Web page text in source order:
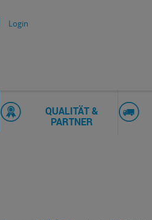
Login
QUALITÄT &
PARTNER